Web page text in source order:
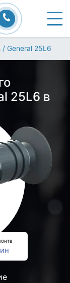
/ General 25L6
25L6 в